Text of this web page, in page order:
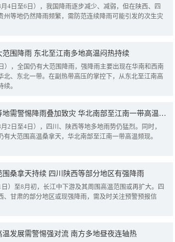
4日至6日），我国降雨逐步减少、减弱，但在陕西、四
州等地仍然降雨频繁，需防范连续降雨可能引发的次生灾
范围降雨 东北至江南多地高温闷热持续
），全国仍有大范围降雨，强降雨主要出现在华南和西南
北、东北一带。在副热带高压的掌控下，从东北至江南高
。
四川陕西等地需警惕降雨叠加致灾 华北南部至江南一带高温频现
2日至4日），四川、陕西等地多地雨势仍猛烈。同时，
有大范围高温桑拿天，华北南部至江南一带高温频现。
围桑拿天持续 四川陕西等部分地区有强降雨
）至8月初，长江中下游及其周围高温范围或再扩大。四
、甘肃的部分地区或现强降雨，需及时关注预警预报信
温发展需警惕强对流 南方多地昼夜连轴热